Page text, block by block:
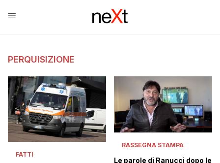
PERQUISIZIONE
FATTI
RASSEGNA STAMPA
Le parole di Ranucci dopo le